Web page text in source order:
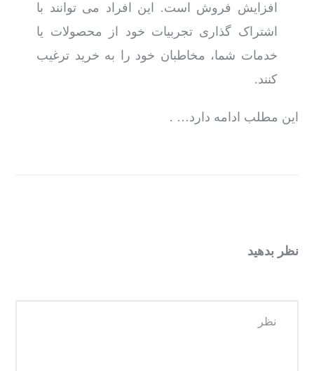
افزایش فروش است. این افراد می توانند با
اشتراک گذاری تجربیات خود از محصولات یا
خدمات شما، مخاطبان خود را به خرید ترغیب
کنند.
این مطلب ادامه دارد… .
نظر بدهید